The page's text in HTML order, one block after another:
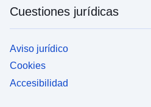
Cuestiones jurídicas
Aviso jurídico
Cookies
Accesibilidad